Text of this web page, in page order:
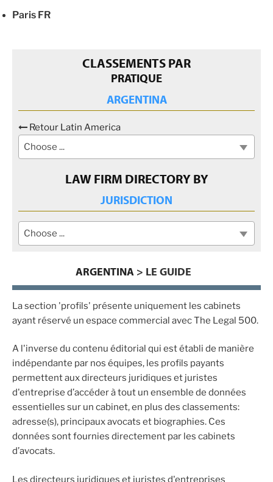
Paris FR
CLASSEMENTS PAR
PRATIQUE
ARGENTINA
Retour Latin America
Choose ...
LAW FIRM DIRECTORY BY
JURISDICTION
Choose ...
ARGENTINA > LE GUIDE
La section 'profils' présente uniquement les cabinets
ayant réservé un espace commercial avec The Legal 500.
A l'inverse du contenu éditorial qui est établi de manière
indépendante par nos équipes, les profils payants
permettent aux directeurs juridiques et juristes
d'entreprise d’accéder à tout un ensemble de données
essentielles sur un cabinet, en plus des classements:
adresse(s), principaux avocats et biographies. Ces
données sont fournies directement par les cabinets
d’avocats.
Les directeurs juridiques et juristes d'entreprises